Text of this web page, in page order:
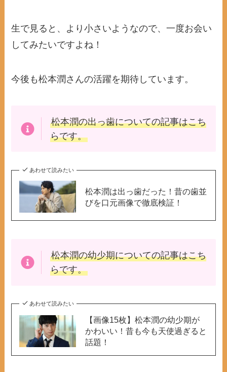
生で見ると、より小さいようなので、一度お会い
してみたいですよね！
今後も松本潤さんの活躍を期待しています。
松本潤の出っ歯についての記事はこち
らです。
あわせて読みたい
松本潤は出っ歯だった！昔の歯並
びを口元画像で徹底検証！
松本潤の幼少期についての記事はこち
らです。
あわせて読みたい
【画像15枚】松本潤の幼少期が
かわいい！昔も今も天使過ぎると
話題！